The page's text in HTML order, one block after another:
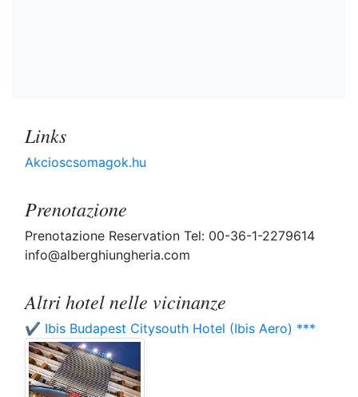
Links
Akcioscsomagok.hu
Prenotazione
Prenotazione Reservation Tel: 00-36-1-2279614
info@alberghiungheria.com
Altri hotel nelle vicinanze
✔️ Ibis Budapest Citysouth Hotel (Ibis Aero) ***